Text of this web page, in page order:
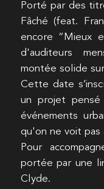
Porté par des
Fâché (feat.
encore “Mieux
d'auditeurs
montée solide
Cette date
un projet pensé
événements
qu'on ne voit pas
Pour
portée par une
Clyde.